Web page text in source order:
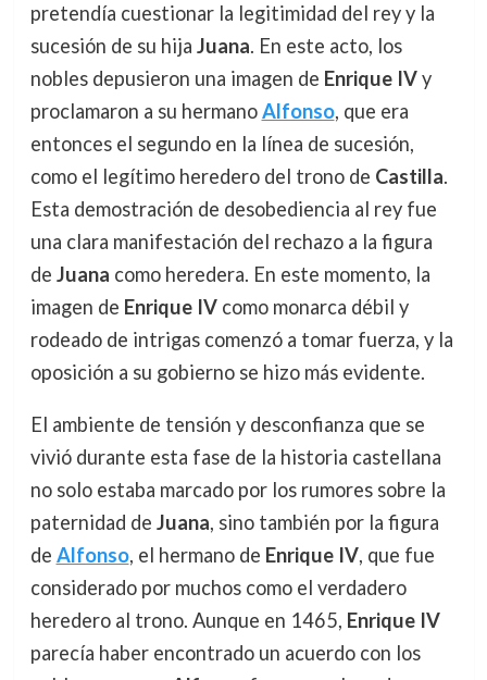
pretendía cuestionar la legitimidad del rey y la
sucesión de su hija Juana. En este acto, los
nobles depusieron una imagen de Enrique IVy
proclamaron a su hermanoAlfonso, que era
entonces el segundo en la línea de sucesión,
como el legítimo heredero del trono de Castilla.
Esta demostración de desobediencia al rey fue
una clara manifestación del rechazo a la figura
de Juana como heredera. En este momento, la
imagen de Enrique IVcomo monarca débil y
rodeado de intrigas comenzó a tomar fuerza, y la
oposición a su gobierno se hizo más evidente.
El ambiente de tensión y desconfianza que se
vivió durante esta fase de la historia castellana
no solo estaba marcado por los rumores sobre la
paternidad de Juana, sino también por la figura
de Alfonso, el hermano de Enrique IV, que fue
considerado por muchos como el verdadero
heredero al trono. Aunque en 1465, Enrique IV
parecía haber encontrado un acuerdo con los